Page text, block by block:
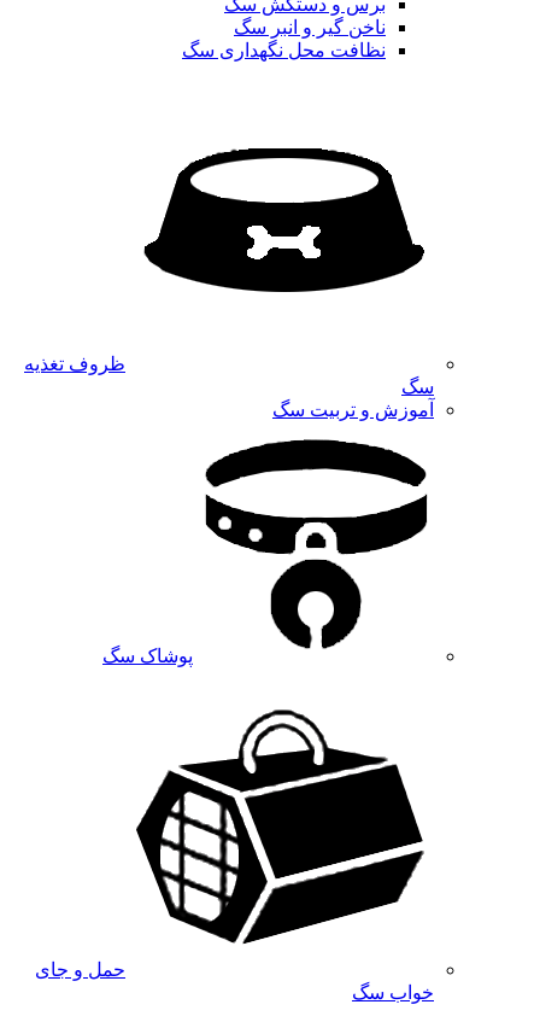
برس و دستکش سگ
ناخن گیر و انبر سگ
نظافت محل نگهداری سگ
ظروف تغذیه
سگ
آموزش و تربیت سگ
پوشاک سگ
حمل و جای
خواب سگ